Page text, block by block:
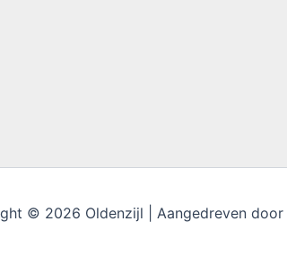
© 2026 Oldenzijl | Aangedreven door